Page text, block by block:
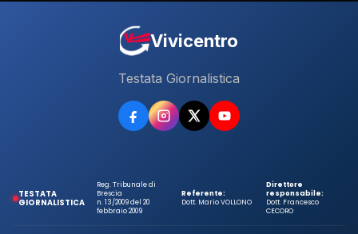
Vivicentro
Testata Giornalistica
TESTATA
GIORNALISTICA
Reg. Tribunale di
Brescia
n. 13/2009 del 20
febbraio 2009
Referente:
Dott. Mario VOLLONO
Direttore
responsabile:
Dott. Francesco
CECORO